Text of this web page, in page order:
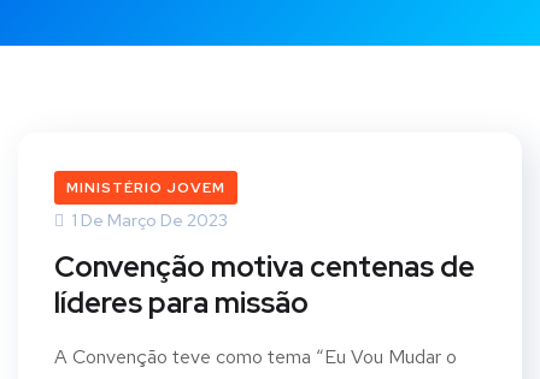
MINISTÉRIO JOVEM
1 De Março De 2023
Convenção motiva centenas de
líderes para missão
A Convenção teve como tema “Eu Vou Mudar o